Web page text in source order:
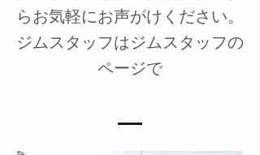
らお気軽にお声がけください。
ジムスタッフはジムスタッフの
ページで